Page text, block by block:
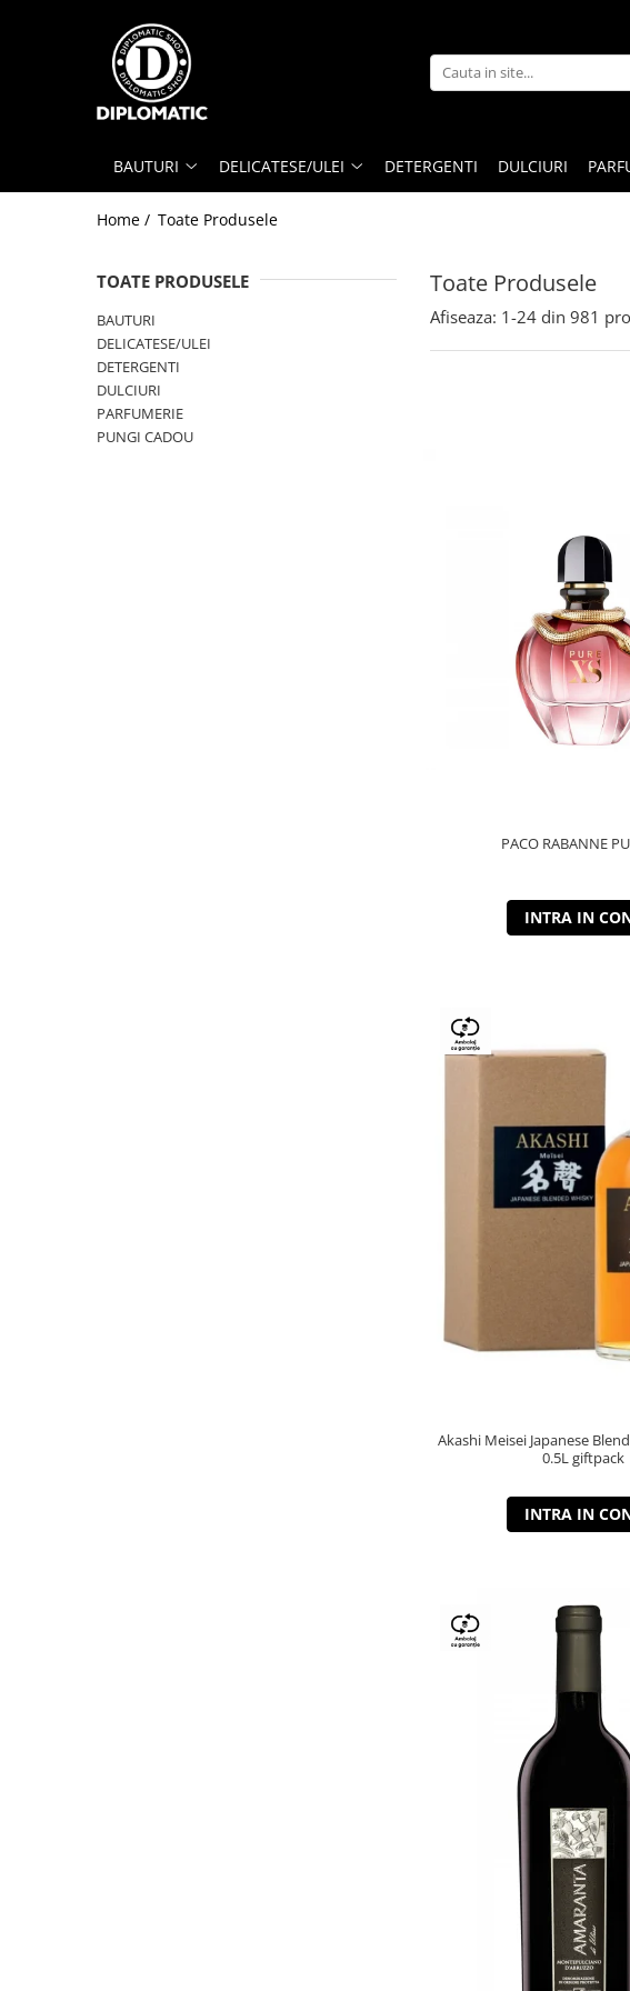
DELICATESE/ULEI
PARFUMERIE
DEODORANTE
BAUTURI DELICATESE/ULEI DETERGENTI DULCIURI
Home / Toate Produsele
Toate Produsele
TOATE PRODUSELE
BAUTURI
DELICATESE/ULEI
DETERGENTI
DULCIURI
PARFUMERIE
PUNGI CADOU
Afiseaza: 1-24 din 981
PACO RABANNE
INTRA IN
Akashi Meisei Japanese
0.5L giftpack
INTRA IN